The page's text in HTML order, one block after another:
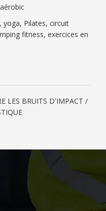
yoga, Pilates, circuit
fitness, exercices en
LES BRUITS D'IMPACT /